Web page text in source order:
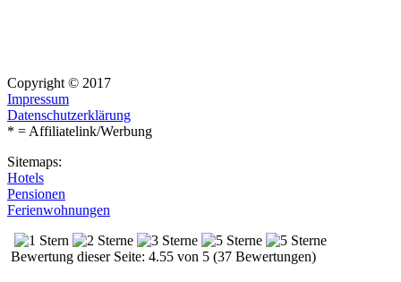
Copyright © 2017
Impressum
Datenschutzerklärung
* = Affiliatelink/Werbung
Sitemaps:
Hotels
Pensionen
Ferienwohnungen
Bewertung dieser Seite: 4.55 von 5 (37 Bewertungen)